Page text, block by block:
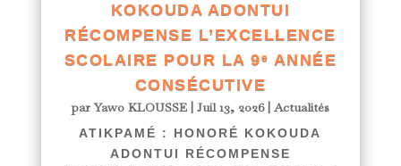
KOKOUDA ADONTUI
RÉCOMPENSE L’EXCELLENCE
SCOLAIRE POUR LA 9ᵉ ANNÉE
CONSÉCUTIVE
parYawo KLOUSSE |Juil 13, 2026|Actualités
ATIKPAMÉ : HONORÉ KOKOUDA
ADONTUI RÉCOMPENSE